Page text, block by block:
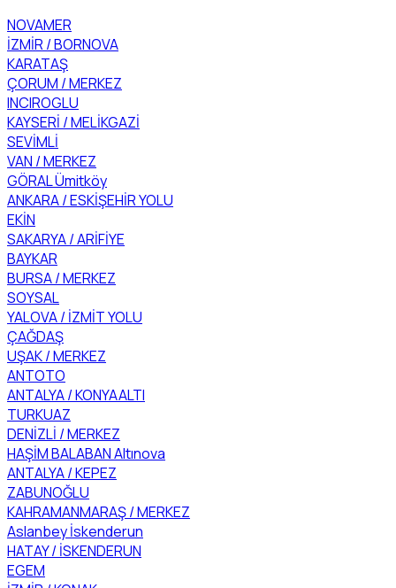
NOVAMER
İZMİR / BORNOVA
KARATAŞ
ÇORUM / MERKEZ
INCIROGLU
KAYSERİ / MELİKGAZİ
SEVİMLİ
VAN / MERKEZ
GÖRAL Ümitköy
ANKARA / ESKİŞEHİR YOLU
EKİN
SAKARYA / ARİFİYE
BAYKAR
BURSA / MERKEZ
SOYSAL
YALOVA / İZMİT YOLU
ÇAĞDAŞ
UŞAK / MERKEZ
ANTOTO
ANTALYA / KONYAALTI
TURKUAZ
DENİZLİ / MERKEZ
HAŞİM BALABAN Altınova
ANTALYA / KEPEZ
ZABUNOĞLU
KAHRAMANMARAŞ / MERKEZ
Aslanbey İskenderun
HATAY / İSKENDERUN
EGEM